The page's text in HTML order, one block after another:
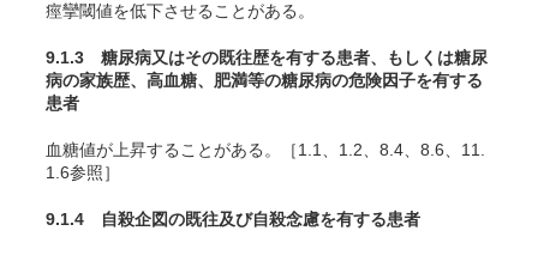
痙攣閾値を低下させることがある。
9.1.3 糖尿病又はその既往歴を有する患者、もしくは糖尿
病の家族歴、高血糖、肥満等の糖尿病の危険因子を有する
患者
血糖値が上昇することがある。［1.1、1.2、8.4、8.6、11.
1.6参照］
9.1.4 自殺企図の既往及び自殺念慮を有する患者